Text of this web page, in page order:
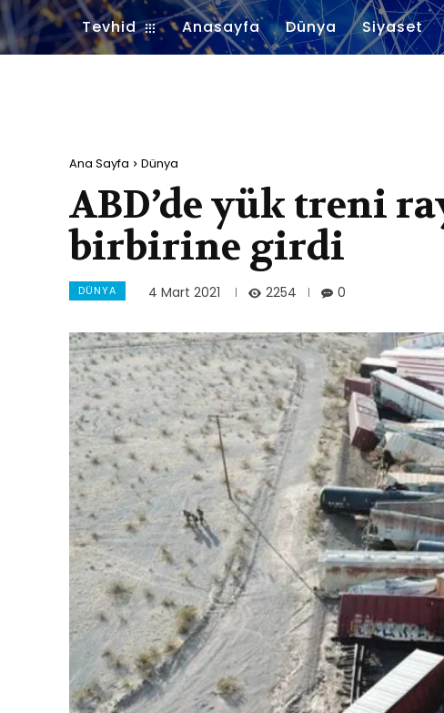
Tevhid Anasayfa Dünya Siyaset
Ana Sayfa Dünya
ABD’de yük treni
birbirine girdi
DÜNYA 4 Mart 2021 2254 0